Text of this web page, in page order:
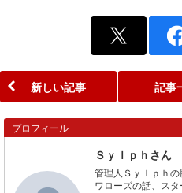
新しい記事 記事
プロフィール
Ｓｙｌｐｈさん
管理人Ｓｙｌｐｈ
ワローズの話、ス